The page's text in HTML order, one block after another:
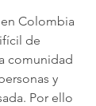
Colombia
de
comunidad
y
Por ello